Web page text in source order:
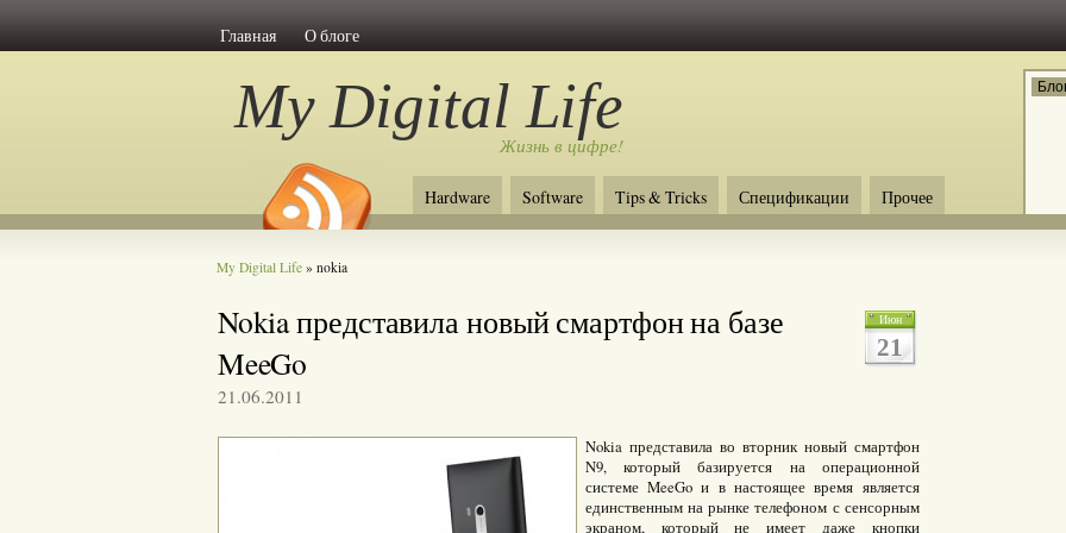
Главная О блоге
My Digital Life
Жизнь в цифре!
Hardware Software Tips & Tricks Спецификации Прочее
My Digital Life » nokia
Июн
21
Nokia представила новый смартфон на базе
MeeGo
21.06.2011
Nokia представила во вторник новый смартфон
N9, который базируется на операционной
системе MeeGo и в настоящее время является
единственным на рынке телефоном с сенсорным
экраном, который не имеет даже кнопки